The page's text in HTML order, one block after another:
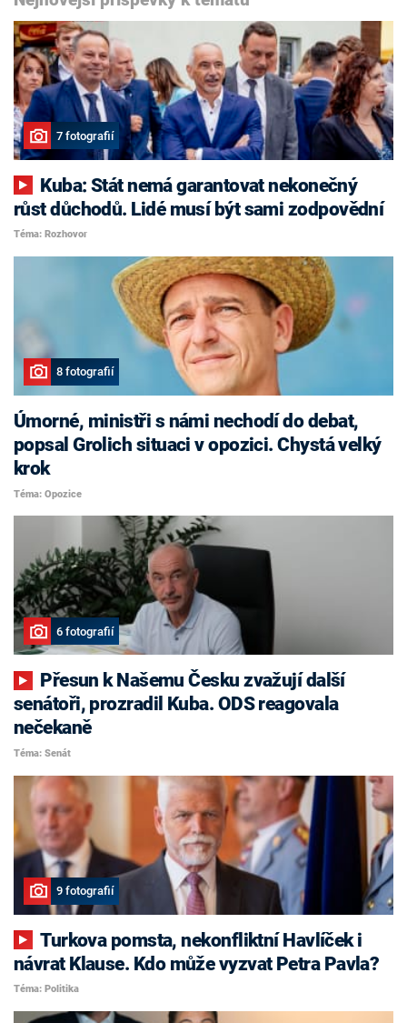
7 fotografií
růst důchodů. Lidé musí být sami zodpovědní
Téma: Rozhovor
8 fotografií
Úmorné, ministři s námi nechodí do debat,
popsal Grolich situaci v opozici. Chystá velký
krok
Téma: Opozice
6 fotografií
senátoři, prozradil Kuba. ODS reagovala
nečekaně
Téma: Senát
9 fotografií
Turkova pomsta, nekonfliktní Havlíček i
návrat Klause. Kdo může vyzvat Petra Pavla?
Téma: Politika